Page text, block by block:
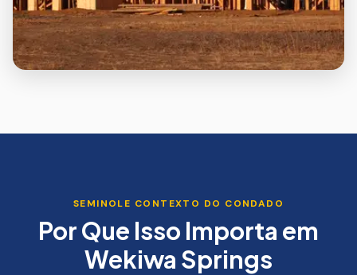
SEMINOLE CONTEXTO DO CONDADO
Por Que Isso Importa em
Wekiwa Springs